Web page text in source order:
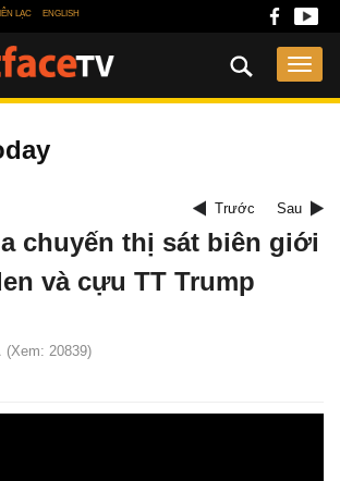
LẠC ENGLISH
Trước Sau
chuyến thị sát biên giới
và cựu TT Trump
(Xem: 20839)